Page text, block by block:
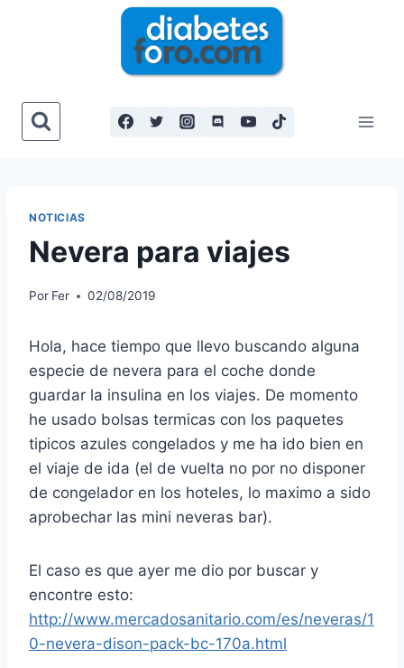
NOTICIAS
Nevera para viajes
Por Fer 02/08/2019
Hola, hace tiempo que llevo buscando alguna
especie de nevera para el coche donde
guardar la insulina en los viajes. De momento
he usado bolsas termicas con los paquetes
tipicos azules congelados y me ha ido bien en
el viaje de ida (el de vuelta no por no disponer
de congelador en los hoteles, lo maximo a sido
aprobechar las mini neveras bar).
El caso es que ayer me dio por buscar y
encontre esto:
http://www.mercadosanitario.com/es/neveras/1
0-nevera-dison-pack-bc-170a.html